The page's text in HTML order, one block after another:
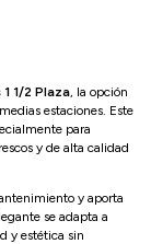
1/2 Plaza, la opción
estaciones. Este
para
y de alta calidad
y aporta
se adapta a
y estética sin